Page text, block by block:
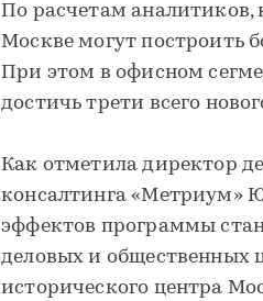
По расчетам аналитиков,
Москве могут построить
При этом в офисном
достичь трети всего
Как отметила директор
консалтинга «Метриум»
эффектов программы
деловых и общественных
исторического центра